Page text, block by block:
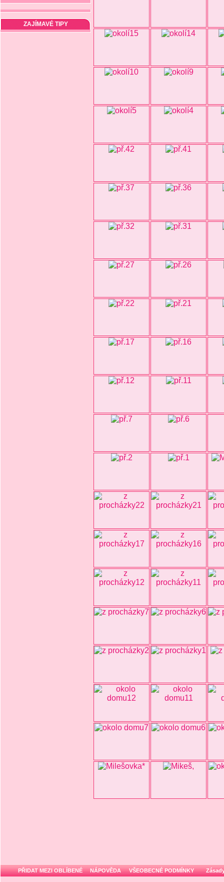
ZAJÍMAVÉ TIPY
PŘIDAT MEZI OBLÍBENÉ NÁPOVĚDA VŠEOBECNÉ PODMÍNKY